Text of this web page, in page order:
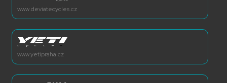
www.deviatecycles.cz
www.yetipraha.cz